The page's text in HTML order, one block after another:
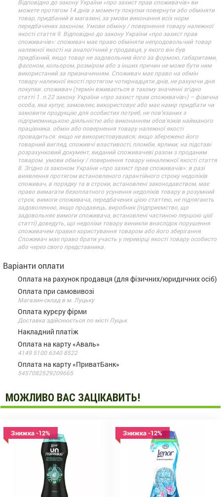
Відповідно до закону України «про захист прав споживачів» ви
можете протягом 14 днів з моменту покупки повернути або обміняти
товар, придбаний в магазині, за умови виконання всіх норм
передбачених законом. Умови обміну / повернення товару належної
якості стаття 9. Відповідно до закону України «про захист прав
споживачів»: споживач має право обміняти непродовольчий товар
належної якості на аналогічний у продавця, у якого він був
придбаний, якщо товар не задовольнив його за формою, габаритами,
фасоном, кольором, розміром або з інших причин не може бути ним
використаний за призначенням. Споживач має право на обмін
товару належної якості протягом чотирнадцяти днів, не рахуючи дня
покупки. споживач (термін вживається в такому значенні згідно
статті 1. п.22 закону України «про захист прав споживачів») – фізична
особа, яка купує, замовляє, використовує або має намір придбати чи
замовити продукцію для особистих потреб, не пов’язаних з
підприємницькою діяльністю або виконанням обов’язків найманого
працівника. обмін або повернення товару належної якості
провадиться: якщо не використовувався; якщо збережено його
товарний вигляд, споживчі властивості, пломби, ярлики; на підставі
розрахунковий документ, виданий споживачеві разом з проданим
товаром. умови обміну / повернення товару неналежної якості стаття
8. Згідно із законом України «про захист прав споживачів»: в разі
виявлення протягом встановленого гарантійного строку недоліків
споживач, в порядку та в строки, встановлені законодавством, має
право вимагати безоплатного усунення недоліків товару в розумний
строк. вимоги споживача, передбачених цією статтею, не підлягають
задоволенню, якщо продавець, виробник (підприємство, що
задовольняє вимоги споживача, встановлені частиною першою цієї
статті) доведуть, що недоліки товару виникли внаслідок порушення
споживачем правил користування товаром або його зберігання.
Споживач має право брати участь у перевірці якості товару особисто
або через свого представника.
Варіанти оплати
Оплата на рахунок продавця (для фізичних/юридичних осіб)
Оплата при самовивозі
Магазин-склад в м. Луцьку
Оплата курєру фірми
Доставка здійснюється по місті Луцьк
Накладний платіж
Оплата на карту «Аваль»
4149 5100 6340 8522
Оплата на карту «ПриватБанк»
5457082529209665
МОЖЛИВО ВАС ЗАЦІКАВИТЬ!
Знижка -12% Знижка -12%